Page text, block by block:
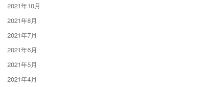
2021年10月
2021年8月
2021年7月
2021年6月
2021年5月
2021年4月